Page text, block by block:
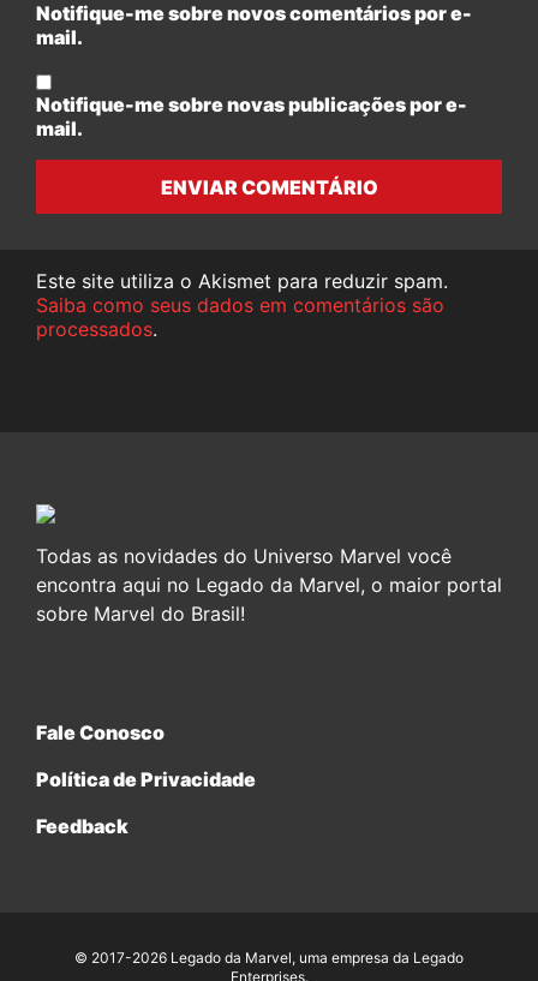
Notifique-me sobre novos comentários por e-
mail.
Notifique-me sobre novas publicações por e-
mail.
ENVIAR COMENTÁRIO
Este site utiliza o Akismet para reduzir spam.
Saiba como seus dados em comentários são
processados.
Todas as novidades do Universo Marvel você
encontra aqui no Legado da Marvel, o maior portal
sobre Marvel do Brasil!
Fale Conosco
Política de Privacidade
Feedback
© 2017-2026 Legado da Marvel, uma empresa da Legado
Enterprises.